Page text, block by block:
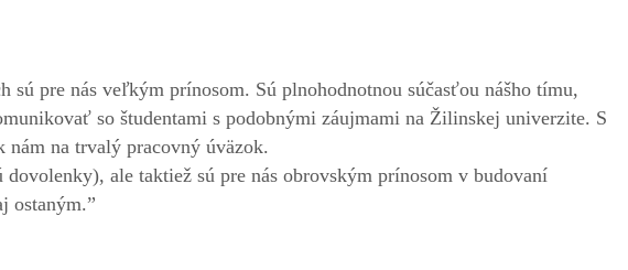
pre nás veľkým prínosom. Sú plnohodnotnou súčasťou nášho tímu,
so študentami s podobnými záujmami na Žilinskej univerzite. S
nám na trvalý pracovný úväzok.
dovolenky), ale taktiež sú pre nás obrovským prínosom v budovaní
ostaným.”